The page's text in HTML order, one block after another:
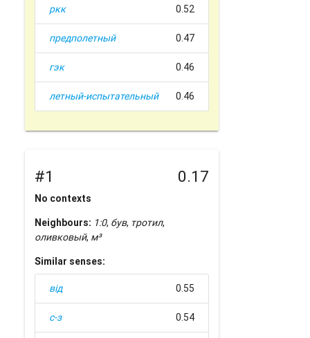
ркк 0.52
предполетный 0.47
гэк 0.46
летный-испытательный 0.46
#1 0.17
No contexts
Neighbours: 1:0, був, тротил,
оливковый, м³
Similar senses:
від 0.55
с-з 0.54